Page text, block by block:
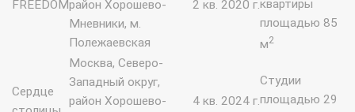
FREEDOMрайон Хорошево-
Мневники, м.
Полежаевская
2 кв. 2020 г.квартиры
площадью 85
м2
Сердце
Москва, Северо-
Западный округ,
район Хорошево-
4 кв. 2024 г.
Студии
площадью 29